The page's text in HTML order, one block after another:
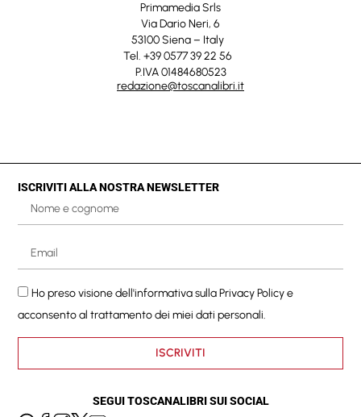
Primamedia Srls
Via Dario Neri, 6
53100 Siena – Italy
Tel. +39 0577 39 22 56
P.IVA 01484680523
redazione@toscanalibri.it
ISCRIVITI ALLA NOSTRA NEWSLETTER
Ho preso visione dell'informativa sullaPrivacy Policye
acconsento al trattamento dei miei dati personali.
ISCRIVITI
SEGUI TOSCANALIBRI SUI SOCIAL